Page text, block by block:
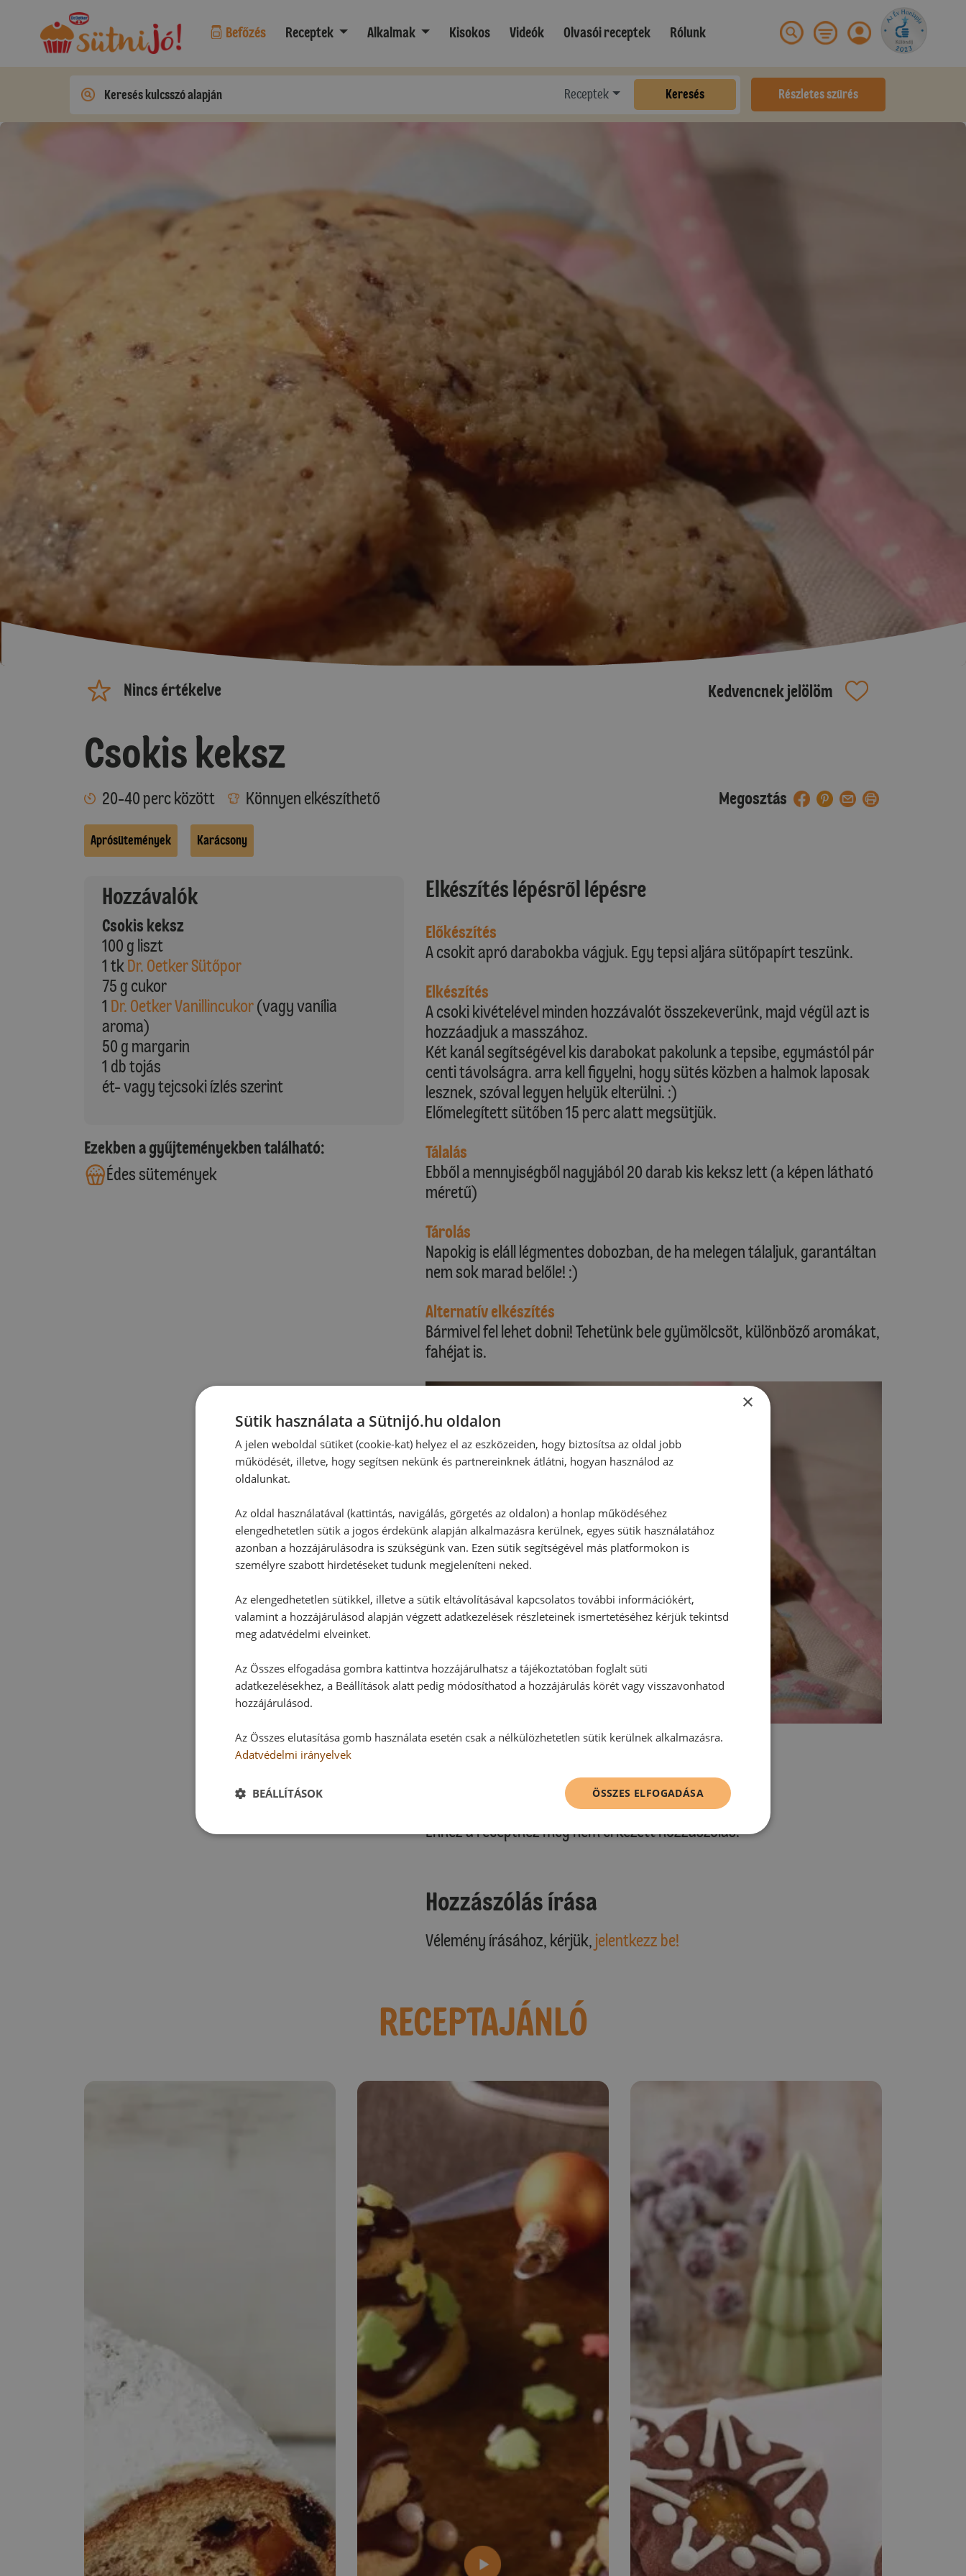
Befőzés Receptek Alkalmak Kisokos Videók Olvasói receptek Rólunk
Receptek Keresés Részletes szűrés
Nincs értékelve Kedvencnek jelölöm
Csokis keksz
20-40 perc között Könnyen elkészíthető Megosztás
Aprósütemények Karácsony
Hozzávalók
Csokis keksz
100 g liszt
1 tkDr. Oetker Sütőpor
75 g cukor
1 Dr. Oetker Vanillincukor(vagy vanília
aroma)
50 g margarin
1 db tojás
ét- vagy tejcsoki ízlés szerint
Ezekben a gyűjteményekben található:
Édes sütemények
Elkészítés lépésről lépésre
Előkészítés
A csokit apró darabokba vágjuk. Egy tepsi aljára sütőpapírt teszünk.
Elkészítés
A csoki kivételével minden hozzávalót összekeverünk, majd végül azt is
hozzáadjuk a masszához.
Két kanál segítségével kis darabokat pakolunk a tepsibe, egymástól pár
centi távolságra. arra kell figyelni, hogy sütés közben a halmok laposak
lesznek, szóval legyen helyük elterülni. :)
Előmelegített sütőben 15 perc alatt megsütjük.
Tálalás
Ebből a mennyiségből nagyjából 20 darab kis keksz lett (a képen látható
méretű)
Tárolás
Napokig is eláll légmentes dobozban, de ha melegen tálaljuk, garantáltan
nem sok marad belőle! :)
Alternatív elkészítés
Bármivel fel lehet dobni! Tehetünk bele gyümölcsöt, különböző aromákat,
fahéjat is.
Ehhez a recepthez még nem érkezett hozzászólás.
Hozzászólás írása
Vélemény írásához, kérjük, jelentkezz be!
RECEPTAJÁNLÓ
×
Sütik használata a Sütnijó.hu oldalon
A jelen weboldal sütiket (cookie-kat) helyez el az eszközeiden, hogy biztosítsa az oldal jobb
működését, illetve, hogy segítsen nekünk és partnereinknek átlátni, hogyan használod az
oldalunkat.
Az oldal használatával (kattintás, navigálás, görgetés az oldalon) a honlap működéséhez
elengedhetetlen sütik a jogos érdekünk alapján alkalmazásra kerülnek, egyes sütik használatához
azonban a hozzájárulásodra is szükségünk van. Ezen sütik segítségével más platformokon is
személyre szabott hirdetéseket tudunk megjeleníteni neked.
Az elengedhetetlen sütikkel, illetve a sütik eltávolításával kapcsolatos további információkért,
valamint a hozzájárulásod alapján végzett adatkezelések részleteinek ismertetéséhez kérjük tekintsd
meg adatvédelmi elveinket.
Az Összes elfogadása gombra kattintva hozzájárulhatsz a tájékoztatóban foglalt süti
adatkezelésekhez, a Beállítások alatt pedig módosíthatod a hozzájárulás körét vagy visszavonhatod
hozzájárulásod.
Az Összes elutasítása gomb használata esetén csak a nélkülözhetetlen sütik kerülnek alkalmazásra.
Adatvédelmi irányelvek
ÖSSZES ELFOGADÁSA
BEÁLLÍTÁSOK